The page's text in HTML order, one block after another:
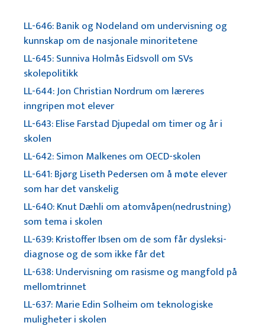
LL-646: Banik og Nodeland om undervisning og
kunnskap om de nasjonale minoritetene
LL-645: Sunniva Holmås Eidsvoll om SVs
skolepolitikk
LL-644: Jon Christian Nordrum om læreres
inngripen mot elever
LL-643: Elise Farstad Djupedal om timer og år i
skolen
LL-642: Simon Malkenes om OECD-skolen
LL-641: Bjørg Liseth Pedersen om å møte elever
som har det vanskelig
LL-640: Knut Dæhli om atomvåpen(nedrustning)
som tema i skolen
LL-639: Kristoffer Ibsen om de som får dysleksi-
diagnose og de som ikke får det
LL-638: Undervisning om rasisme og mangfold på
mellomtrinnet
LL-637: Marie Edin Solheim om teknologiske
muligheter i skolen